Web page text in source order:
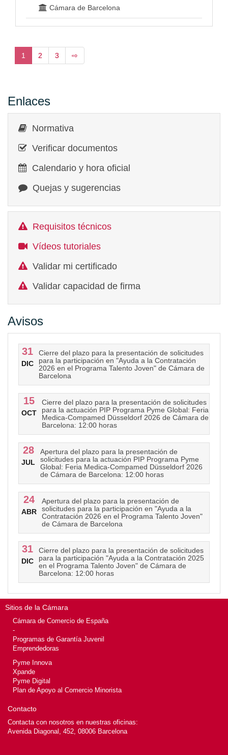
Cámara de Barcelona
1 2 3 ⇨
Enlaces
Normativa
Verificar documentos
Calendario y hora oficial
Quejas y sugerencias
Requisitos técnicos
Vídeos tutoriales
Validar mi certificado
Validar capacidad de firma
Avisos
31
DIC
Cierre del plazo para la presentación de solicitudes
para la participación en "Ayuda a la Contratación
2026 en el Programa Talento Joven" de Cámara de
Barcelona
15
OCT
Cierre del plazo para la presentación de solicitudes
para la actuación PIP Programa Pyme Global: Feria
Medica-Compamed Düsseldorf 2026 de Cámara de
Barcelona: 12:00 horas
28
JUL
Apertura del plazo para la presentación de
solicitudes para la actuación PIP Programa Pyme
Global: Feria Medica-Compamed Düsseldorf 2026
de Cámara de Barcelona: 12:00 horas
24
ABR
Apertura del plazo para la presentación de
solicitudes para la participación en "Ayuda a la
Contratación 2026 en el Programa Talento Joven"
de Cámara de Barcelona
31
DIC
Cierre del plazo para la presentación de solicitudes
para la participación "Ayuda a la Contratación 2025
en el Programa Talento Joven" de Cámara de
Barcelona: 12:00 horas
Sitios de la Cámara
Cámara de Comercio de España
-
Programas de Garantía Juvenil
Emprendedoras
Pyme Innova
Xpande
Pyme Digital
Plan de Apoyo al Comercio Minorista
Contacto
Contacta con nosotros en nuestras oficinas:
Avenida Diagonal, 452, 08006 Barcelona